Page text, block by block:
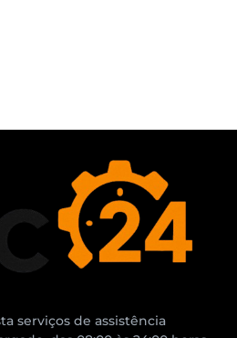
serviços de assistência